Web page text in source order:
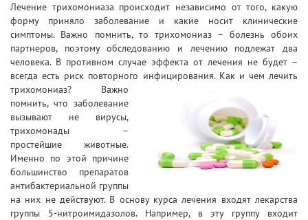
Лечение трихомониаза происходит независимо от того, какую
форму приняло заболевание и какие носит клинические
симптомы. Важно помнить, то трихомониаз – болезнь обоих
партнеров, поэтому обследованию и лечению подлежат два
человека. В противном случае эффекта от лечения не будет –
всегда есть риск повторного инфицирования. Как и чем лечить
трихомониаз? Важно
помнить, что заболевание
вызывают не вирусы,
трихомонады –
простейшие животные.
Именно по этой причине
большинство препаратов
антибактериальной группы
на них не действуют. В основу курса лечения входят лекарства
группы 5-нитроимидазолов. Например, в эту группу входит